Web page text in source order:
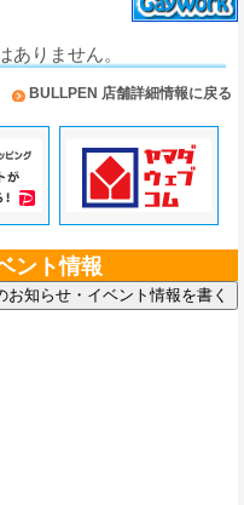
ありません。
BULLPEN 店舗詳細情報に戻る
ント情報